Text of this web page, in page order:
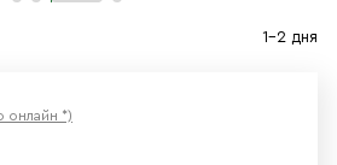
1-2 дня
онлайн *)